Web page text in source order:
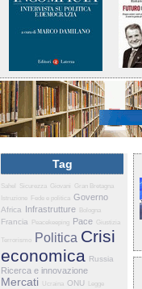
Tag
Sahel Sicurezza Giovani
Gran Bretagna
Istruzione
Fede e politica Governo
Africa Infrastrutture Bologna
Francia Peacekeeping Pace Giustizia
Terrorismo Politica Crisi
economica Russia
Ricerca e innovazione
Mercati Ucraina ONU
Legge